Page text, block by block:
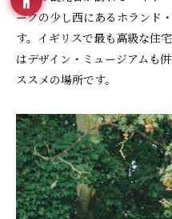
ークの少し西にあるホランド
す。イギリスで最も高級な住
はデザイン・ミュージアムも
ススメの場所です。